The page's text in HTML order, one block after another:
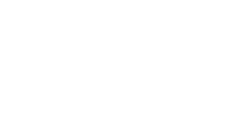
> Castellano
alt="Euskera" /> Euskera